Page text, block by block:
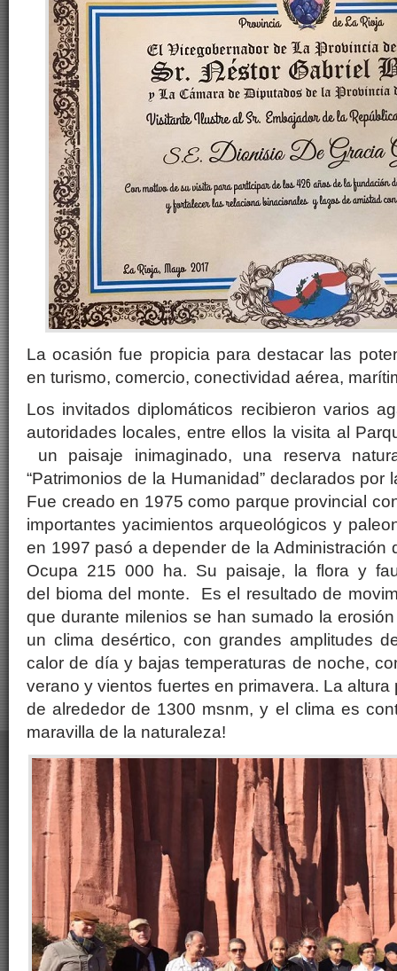
La ocasión fue propicia para destacar las
en turismo, comercio, conectividad aérea,
Los invitados diplomáticos recibieron varios
autoridades locales, entre ellos la visita al
un paisaje inimaginado, una reserva
“Patrimonios de la Humanidad” declarados por
Fue creado en 1975 como parque provincial
importantes yacimientos arqueológicos y
en 1997 pasó a depender de la Administración
Ocupa 215 000 ha. Su paisaje, la flora y
del bioma del monte. Es el resultado de
que durante milenios se han sumado la
un clima desértico, con grandes amplitudes
calor de día y bajas temperaturas de noche,
verano y vientos fuertes en primavera. La
de alrededor de 1300 msnm, y el clima es
maravilla de la naturaleza!